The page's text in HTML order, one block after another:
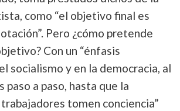
como “el objetivo final es
Pero ¿cómo pretende
Con un “énfasis
socialismo y en la democracia, al
a paso, hasta que la
tomen conciencia”